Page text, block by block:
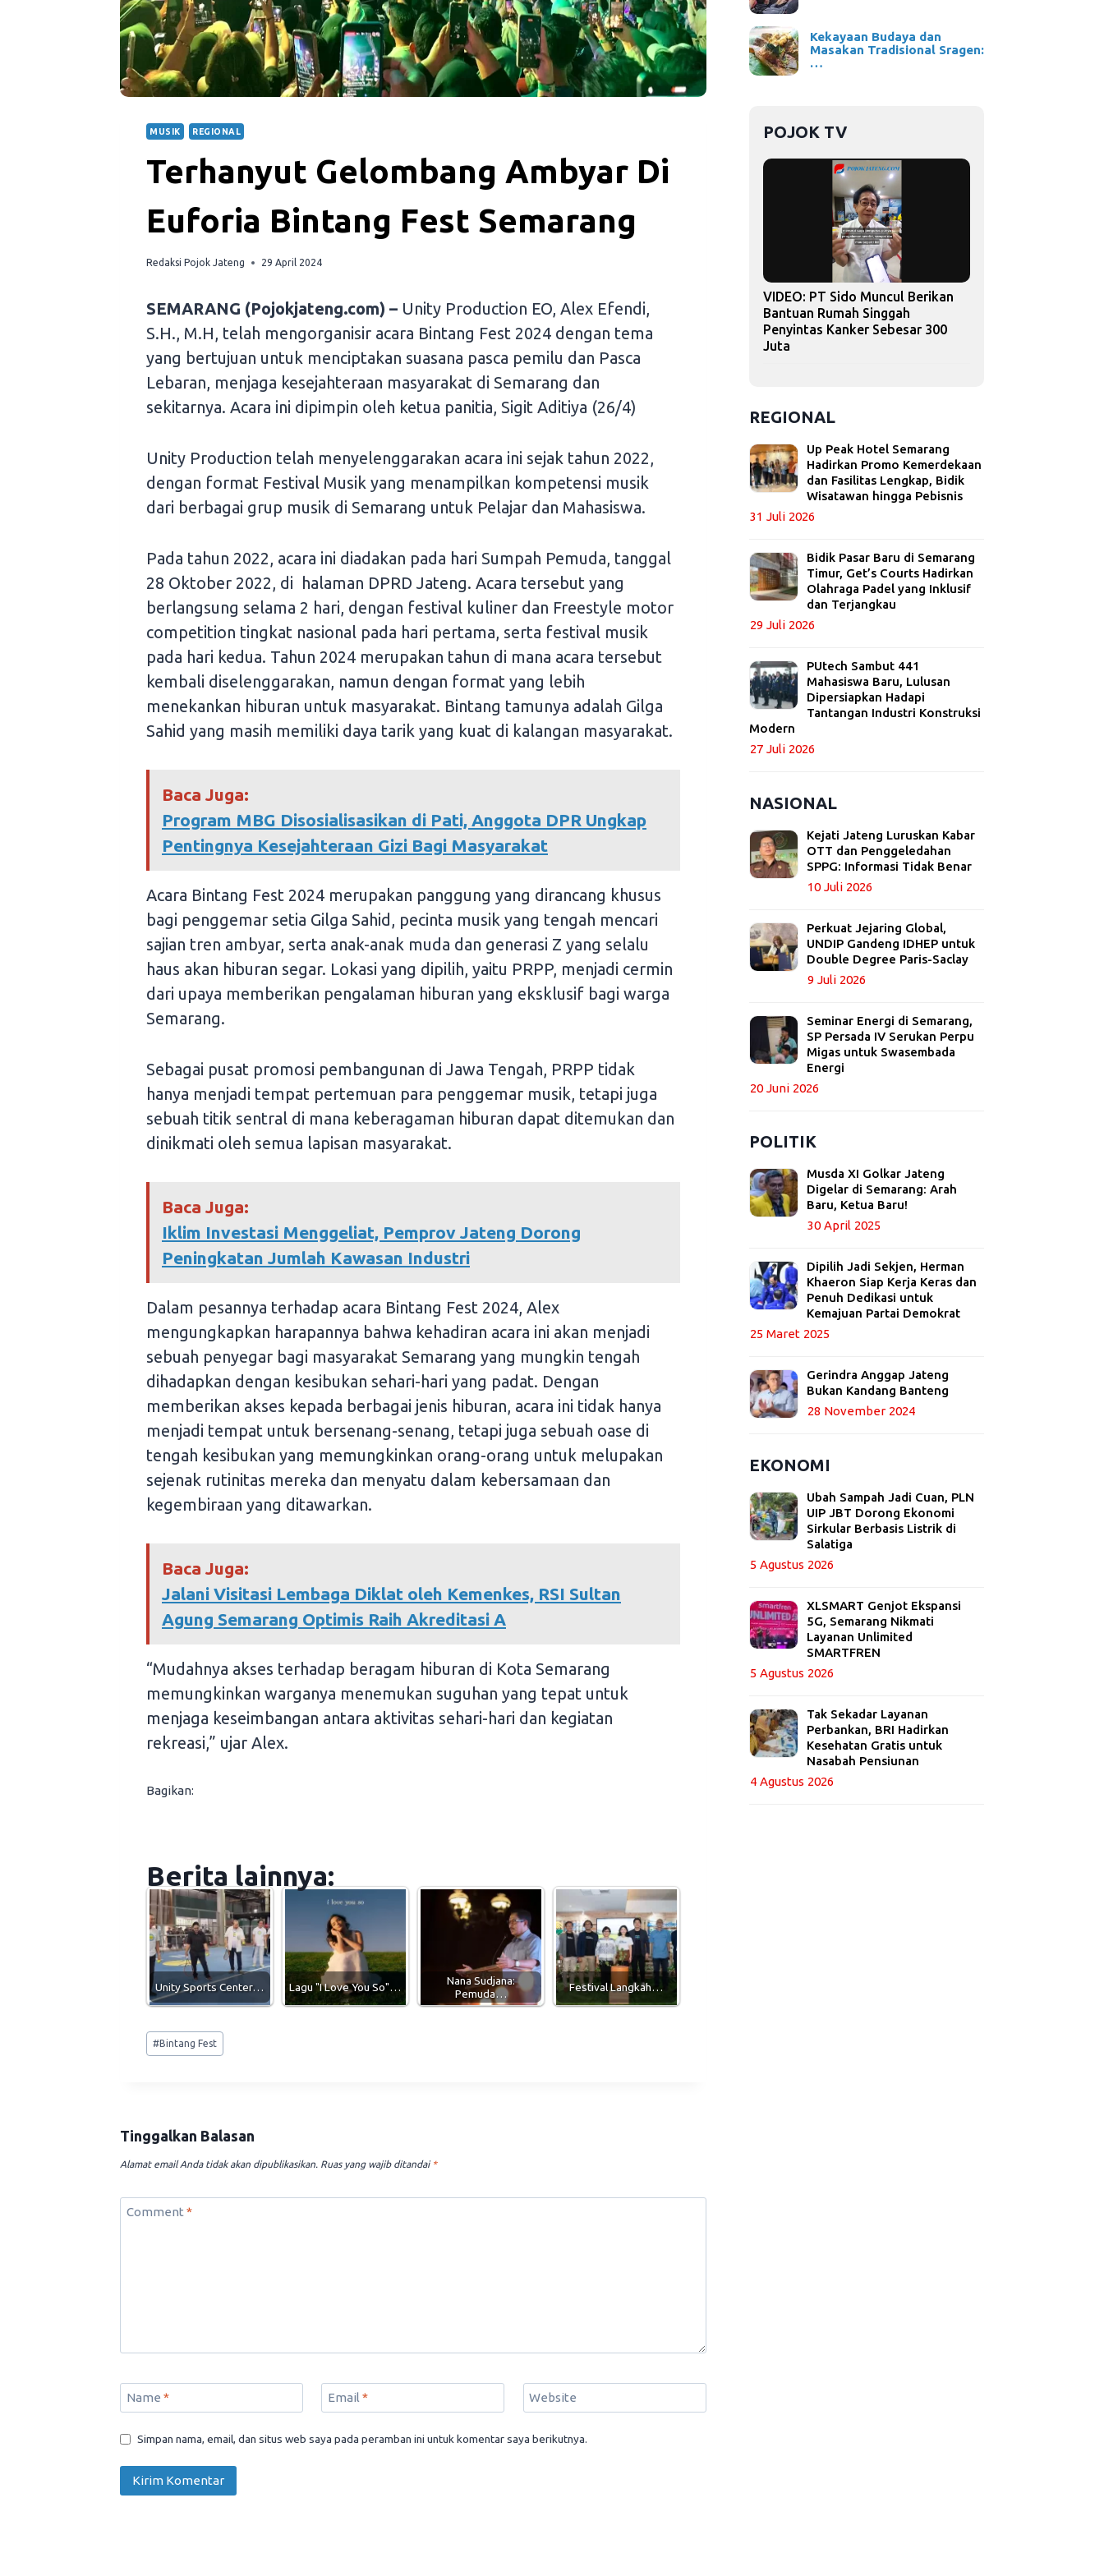
MUSIK REGIONAL
Terhanyut Gelombang Ambyar Di
Euforia Bintang Fest Semarang
Redaksi Pojok Jateng 29 April 2024
SEMARANG (Pojokjateng.com) – Unity Production EO, Alex Efendi,
S.H., M.H, telah mengorganisir acara Bintang Fest 2024 dengan tema
yang bertujuan untuk menciptakan suasana pasca pemilu dan Pasca
Lebaran, menjaga kesejahteraan masyarakat di Semarang dan
sekitarnya. Acara ini dipimpin oleh ketua panitia, Sigit Aditiya (26/4)
Unity Production telah menyelenggarakan acara ini sejak tahun 2022,
dengan format Festival Musik yang menampilkan kompetensi musik
dari berbagai grup musik di Semarang untuk Pelajar dan Mahasiswa.
Pada tahun 2022, acara ini diadakan pada hari Sumpah Pemuda, tanggal
28 Oktober 2022, di halaman DPRD Jateng. Acara tersebut yang
berlangsung selama 2 hari, dengan festival kuliner dan Freestyle motor
competition tingkat nasional pada hari pertama, serta festival musik
pada hari kedua. Tahun 2024 merupakan tahun di mana acara tersebut
kembali diselenggarakan, namun dengan format yang lebih
menekankan hiburan untuk masyarakat. Bintang tamunya adalah Gilga
Sahid yang masih memiliki daya tarik yang kuat di kalangan masyarakat.
Baca Juga:
Program MBG Disosialisasikan di Pati, Anggota DPR Ungkap
Pentingnya Kesejahteraan Gizi Bagi Masyarakat
Acara Bintang Fest 2024 merupakan panggung yang dirancang khusus
bagi penggemar setia Gilga Sahid, pecinta musik yang tengah mencari
sajian tren ambyar, serta anak-anak muda dan generasi Z yang selalu
haus akan hiburan segar. Lokasi yang dipilih, yaitu PRPP, menjadi cermin
dari upaya memberikan pengalaman hiburan yang eksklusif bagi warga
Semarang.
Sebagai pusat promosi pembangunan di Jawa Tengah, PRPP tidak
hanya menjadi tempat pertemuan para penggemar musik, tetapi juga
sebuah titik sentral di mana keberagaman hiburan dapat ditemukan dan
dinikmati oleh semua lapisan masyarakat.
Baca Juga:
Iklim Investasi Menggeliat, Pemprov Jateng Dorong
Peningkatan Jumlah Kawasan Industri
Dalam pesannya terhadap acara Bintang Fest 2024, Alex
mengungkapkan harapannya bahwa kehadiran acara ini akan menjadi
sebuah penyegar bagi masyarakat Semarang yang mungkin tengah
dihadapkan dengan kesibukan sehari-hari yang padat. Dengan
memberikan akses kepada berbagai jenis hiburan, acara ini tidak hanya
menjadi tempat untuk bersenang-senang, tetapi juga sebuah oase di
tengah kesibukan yang memungkinkan orang-orang untuk melupakan
sejenak rutinitas mereka dan menyatu dalam kebersamaan dan
kegembiraan yang ditawarkan.
Baca Juga:
Jalani Visitasi Lembaga Diklat oleh Kemenkes, RSI Sultan
Agung Semarang Optimis Raih Akreditasi A
“Mudahnya akses terhadap beragam hiburan di Kota Semarang
memungkinkan warganya menemukan suguhan yang tepat untuk
menjaga keseimbangan antara aktivitas sehari-hari dan kegiatan
rekreasi,” ujar Alex.
Bagikan:
Berita lainnya:
Unity Sports Center… Lagu "I Love You So"…
Nana Sudjana:
Pemuda…
Festival Langkah…
Post
Tags:
#Bintang Fest
Tinggalkan Balasan
Alamat email Anda tidak akan dipublikasikan. Ruas yang wajib ditandai *
Comment *
Name * Email * Website
Simpan nama, email, dan situs web saya pada peramban ini untuk komentar saya berikutnya.
Kekayaan Budaya dan
Masakan Tradisional Sragen:
…
POJOK TV
VIDEO: PT Sido Muncul Berikan
Bantuan Rumah Singgah
Penyintas Kanker Sebesar 300
Juta
REGIONAL
Up Peak Hotel Semarang
Hadirkan Promo Kemerdekaan
dan Fasilitas Lengkap, Bidik
Wisatawan hingga Pebisnis
31 Juli 2026
Bidik Pasar Baru di Semarang
Timur, Get’s Courts Hadirkan
Olahraga Padel yang Inklusif
dan Terjangkau
29 Juli 2026
PUtech Sambut 441
Mahasiswa Baru, Lulusan
Dipersiapkan Hadapi
Tantangan Industri Konstruksi
Modern
27 Juli 2026
NASIONAL
Kejati Jateng Luruskan Kabar
OTT dan Penggeledahan
SPPG: Informasi Tidak Benar
10 Juli 2026
Perkuat Jejaring Global,
UNDIP Gandeng IDHEP untuk
Double Degree Paris-Saclay
9 Juli 2026
Seminar Energi di Semarang,
SP Persada IV Serukan Perpu
Migas untuk Swasembada
Energi
20 Juni 2026
POLITIK
Musda XI Golkar Jateng
Digelar di Semarang: Arah
Baru, Ketua Baru!
30 April 2025
Dipilih Jadi Sekjen, Herman
Khaeron Siap Kerja Keras dan
Penuh Dedikasi untuk
Kemajuan Partai Demokrat
25 Maret 2025
Gerindra Anggap Jateng
Bukan Kandang Banteng
28 November 2024
EKONOMI
Ubah Sampah Jadi Cuan, PLN
UIP JBT Dorong Ekonomi
Sirkular Berbasis Listrik di
Salatiga
5 Agustus 2026
XLSMART Genjot Ekspansi
5G, Semarang Nikmati
Layanan Unlimited
SMARTFREN
5 Agustus 2026
Tak Sekadar Layanan
Perbankan, BRI Hadirkan
Kesehatan Gratis untuk
Nasabah Pensiunan
4 Agustus 2026